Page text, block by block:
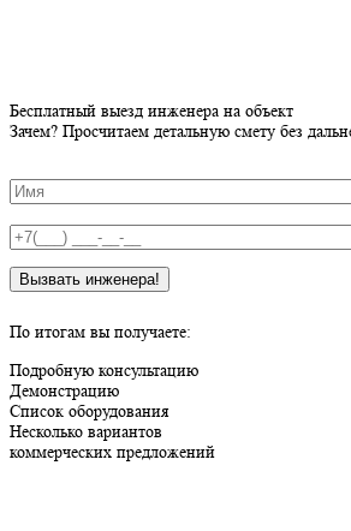
Бесплатный выезд инженера на объект
Зачем? Просчитаем детальную смету без
По итогам вы получаете:
Подробную консультацию
Демонстрацию
Список оборудования
Несколько вариантов
коммерческих предложений